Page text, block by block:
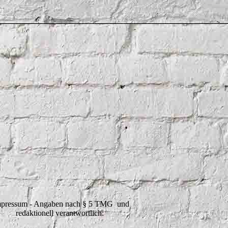
- Angaben nach § 5 TMG und
redaktionell verantwortlich: